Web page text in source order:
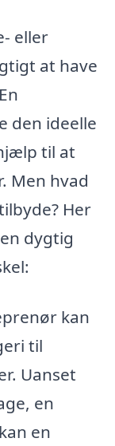
eller
at have
den ideelle
til at
Men hvad
Her
dygtig
kan
til
Uanset
en
en